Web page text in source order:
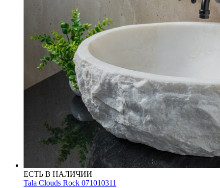
ЕСТЬ В НАЛИЧИИ
Tala Clouds Rock 071010311